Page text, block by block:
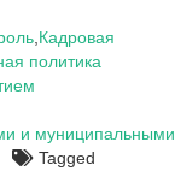
Кадровая
политика
и муниципальными
Tagged